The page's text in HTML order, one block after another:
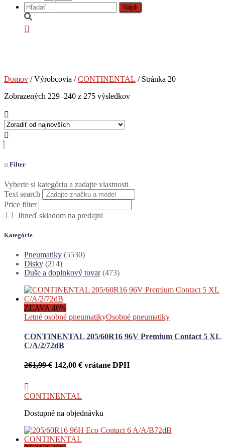
Hľadať:
Domov / Výrobcovia /CONTINENTAL / Stránka 20
Zobrazených 229–240 z 275 výsledkovZoradené
:: Filter
Vyberte si kategóriu a zadajte vlastnosti
Text search
Price filter
Ihneď skladom na predajni
Kategórie
Pneumatiky (5530)
Disky (214)
Duše a doplnkový tovar (473)
ZĽAVA 46%
Letné osobné pneumatikyOsobné pneumatiky
CONTINENTAL 205/60R16 96V Premium Contact 5 XL
C/A/2/72dB
261,99€ Pôvodná
261,99 €.
142,00 €Aktuálna
vrátane DPH
CONTINENTAL
Dostupné na objednávku